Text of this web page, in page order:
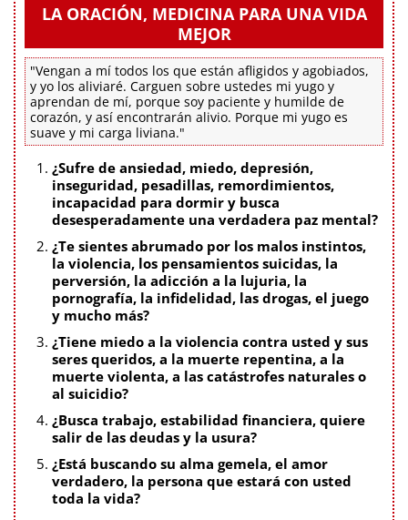
LA ORACIÓN, MEDICINA PARA UNA VIDA
MEJOR
"Vengan a mí todos los que están afligidos y agobiados,
y yo los aliviaré. Carguen sobre ustedes mi yugo y
aprendan de mí, porque soy paciente y humilde de
corazón, y así encontrarán alivio. Porque mi yugo es
suave y mi carga liviana."
¿Sufre de ansiedad, miedo, depresión,
inseguridad, pesadillas, remordimientos,
incapacidad para dormir y busca
desesperadamente una verdadera paz mental?
¿Te sientes abrumado por los malos instintos,
la violencia, los pensamientos suicidas, la
perversión, la adicción a la lujuria, la
pornografía, la infidelidad, las drogas, el juego
y mucho más?
¿Tiene miedo a la violencia contra usted y sus
seres queridos, a la muerte repentina, a la
muerte violenta, a las catástrofes naturales o
al suicidio?
¿Busca trabajo, estabilidad financiera, quiere
salir de las deudas y la usura?
¿Está buscando su alma gemela, el amor
verdadero, la persona que estará con usted
toda la vida?